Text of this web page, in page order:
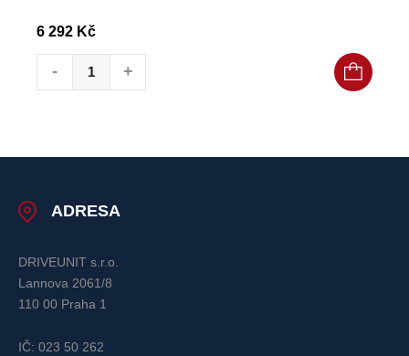
6 292 Kč
Y3PE-90LC4; 2,2 kW; 2p=4; 230/400 V; D/Y; 50 Hz; IP55; F;
- +
ADRESA
DRIVEUNIT s.r.o.
Lannova 2061/8
110 00 Praha 1
IČ: 023 50 262